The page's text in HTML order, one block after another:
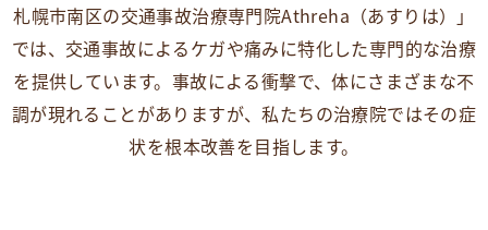
札幌市南区の交通事故治療専門院Athreha（あすりは）」
では、交通事故によるケガや痛みに特化した専門的な治療
を提供しています。事故による衝撃で、体にさまざまな不
調が現れることがありますが、私たちの治療院ではその症
状を根本改善を目指します。